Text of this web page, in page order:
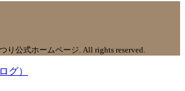
り公式ホームページ. All rights reserved.
グ）